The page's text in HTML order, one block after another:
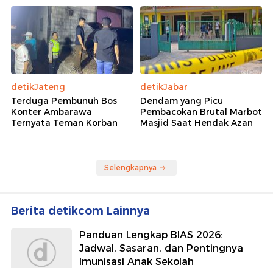
detikJateng
Terduga Pembunuh Bos
Konter Ambarawa
Ternyata Teman Korban
detikJabar
Dendam yang Picu
Pembacokan Brutal Marbot
Masjid Saat Hendak Azan
Selengkapnya
Berita detikcom Lainnya
Panduan Lengkap BIAS 2026:
Jadwal, Sasaran, dan Pentingnya
Imunisasi Anak Sekolah